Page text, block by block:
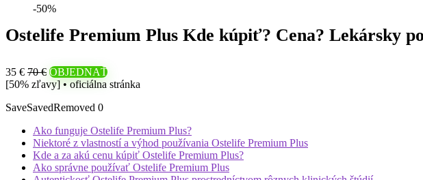
-50%
Ostelife Premium Plus Kde kúpiť? Cena? Lekársky
35 € 70 € OBJEDNAŤ
[50% zľavy] • oficiálna stránka
SaveSavedRemoved 0
Ako funguje Ostelife Premium Plus?
Niektoré z vlastností a výhod používania Ostelife Premium Plus
Kde a za akú cenu kúpiť Ostelife Premium Plus?
Ako správne používať Ostelife Premium Plus